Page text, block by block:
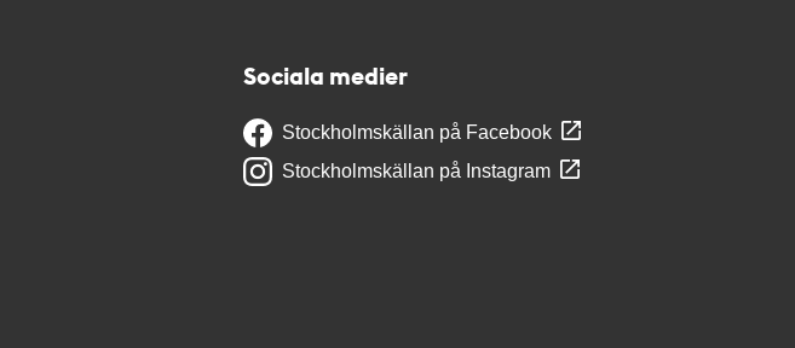
Sociala medier
Stockholmskällan på Facebook
Stockholmskällan på Instagram